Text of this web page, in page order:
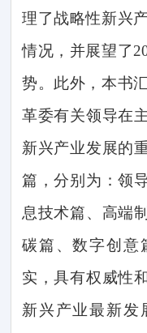
理了战略性新兴
情况，并展望了
势。此外，本书
革委有关领导在
新兴产业发展的
篇，分别为：领
息技术篇、高端
碳篇、数字创意
实，具有权威性
新兴产业最新发